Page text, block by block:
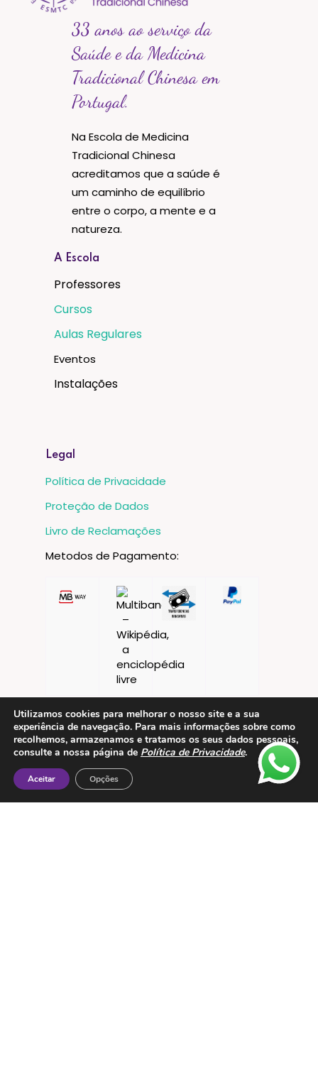
33 anos ao serviço da
Saúde e da Medicina
Tradicional Chinesa em
Portugal.
Na Escola de Medicina
Tradicional Chinesa
acreditamos que a saúde é
um caminho de equilíbrio
entre o corpo, a mente e a
natureza.
A Escola
Professores
Cursos
Aulas Regulares
Eventos
Instalações
Legal
Política de Privacidade
Proteção de Dados
Livro de Reclamações
Metodos de Pagamento:
Utilizamos cookies para melhorar o nosso site e a sua
experiência de navegação. Para mais informações sobre como
recolhemos, armazenamos e tratamos os seus dados pessoais,
consulte a nossa página de Política de Privacidade.
Aceitar Opções